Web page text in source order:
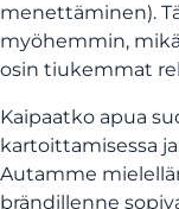
menettäminen).
myöhemmin,
osin tiukemmat
Kaipaatko apua
kartoittamisessa
Autamme
brändillenne